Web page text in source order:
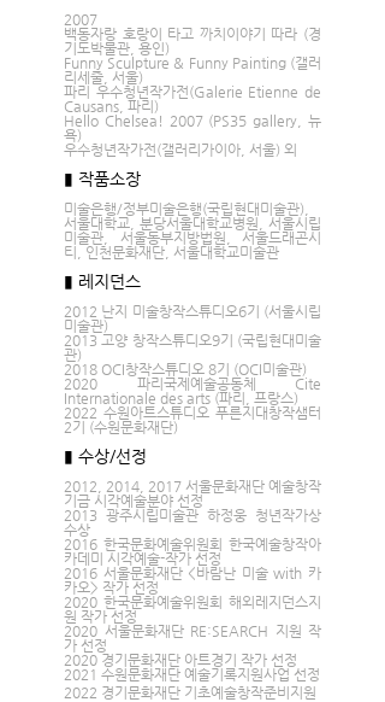
2007
백동자랑 호랑이 타고 까치이야기 따라 (경
기도박물관, 용인)
Funny Sculpture & Funny Painting (갤러
리세줄, 서울)
파리 우수청년작가전(Galerie Etienne de
Causans, 파리)
Hello Chelsea! 2007 (PS35 gallery, 뉴
욕)
우수청년작가전(갤러리가이아, 서울) 외
▮ 작품소장
미술은행/정부미술은행(국립현대미술관),
서울대학교, 분당서울대학교병원, 서울시립
미술관, 서울동부지방법원, 서울드래곤시
티, 인천문화재단, 서울대학교미술관
▮ 레지던스
2012 난지 미술창작스튜디오6기 (서울시립
미술관)
2013 고양 창작스튜디오9기 (국립현대미술
관)
2018 OCI창작스튜디오 8기 (OCI미술관)
2020 파리국제예술공동체 Cite
Internationale des arts (파리, 프랑스)
2022 수원아트스튜디오 푸른지대창작샘터
2기 (수원문화재단)
▮ 수상/선정
2012, 2014, 2017 서울문화재단 예술창작
기금 시각예술분야 선정
2013 광주시립미술관 하정웅 청년작가상
수상
2016 한국문화예술위원회 한국예술창작아
카데미 시각예술-작가 선정
2016 서울문화재단 <바람난 미술 with 카
카오> 작가 선정
2020 한국문화예술위원회 해외레지던스지
원 작가 선정
2020 서울문화재단 RE:SEARCH 지원 작
가 선정
2020 경기문화재단 아트경기 작가 선정
2021 수원문화재단 예술기록지원사업 선정
2022 경기문화재단 기초예술창작준비지원